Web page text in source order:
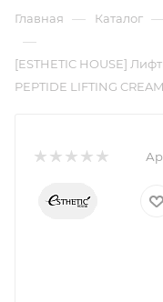
Главная — Каталог
—
[ESTHETIC HOUSE]
PEPTIDE LIFTING